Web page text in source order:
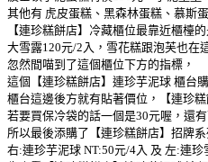
其他有 虎皮蛋糕、黑森林蛋糕、慕斯蛋
【連珍糕餅店】冷藏櫃位最靠近櫃檯
大雪露120元/2入，雪花糕跟泡芙也在
忽然間喵到了這個櫃位下方的指標，
這個【連珍糕餅店】連珍芋泥球 櫃台
櫃台這邊後方就有貼著價位，【連珍
若要買保冷袋的話一個是30元喔，還
所以最後添購了【連珍糕餅店】招牌系
右:連珍芋泥球 NT:50元/4入 及 左:連珍